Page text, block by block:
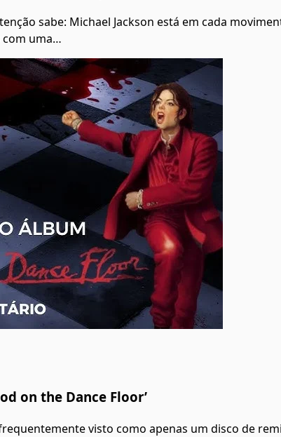
sabe: Michael Jackson está em cada
com uma…
on the Dance Floor’
visto como apenas um disco de